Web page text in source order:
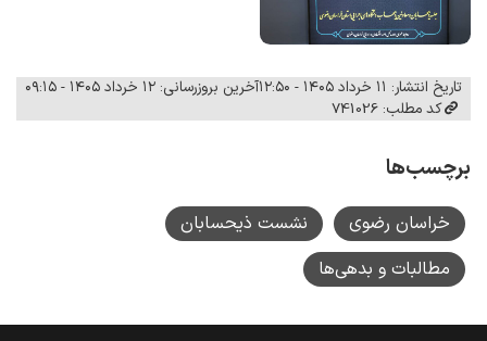
تاریخ انتشار: ۱۱ خرداد ۱۴۰۵ - ۱۲:۵۰
آخرین بروزرسانی: ۱۲ خرداد ۱۴۰۵ - ۰۹:۱۵
کد مطلب: 741026
برچسب‌ها
خراسان رضوی
نشست ذیحسابان
مطالبات و بدهی‌ها